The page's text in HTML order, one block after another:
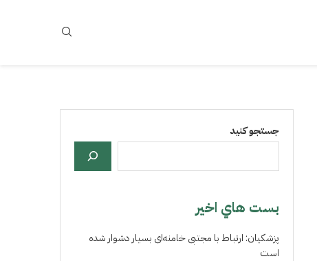
جستجو کنید
بست هاي اخير
پزشکیان: ارتباط با مجتبی خامنه‌ای بسیار دشوار شده
است